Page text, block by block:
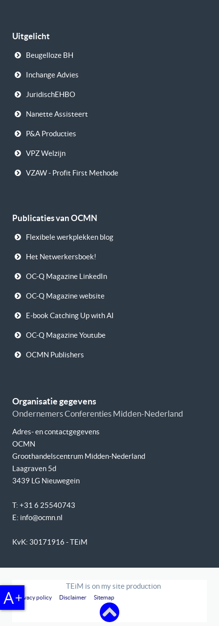
Uitgelicht
Beugelloze BH
Inchange Advies
JuridischEHBO
Nanette Assisteert
P&A Producties
VPZ Welzijn
VZAW - Profit First Methode
Publicaties van OCMN
Flexibele werkplekken blog
Het Netwerkersboek!
OC-Q Magazine LinkedIn
OC-Q Magazine website
E-book Catching Up with AI
OC-Q Magazine Youtube
OCMN Publishers
Organisatie gegevens
Ondernemers Conferenties Midden-Nederland
Adres- en contactgegevens
OCMN
Groothandelscentrum Midden-Nederland
Laagraven 5d
3439 LG Nieuwegein
T: +31 6 25540743
E: info@ocmn.nl
KvK: 30171916 - TEiM
TEiM is on my site production
Privacy policy Disclaimer Sitemap